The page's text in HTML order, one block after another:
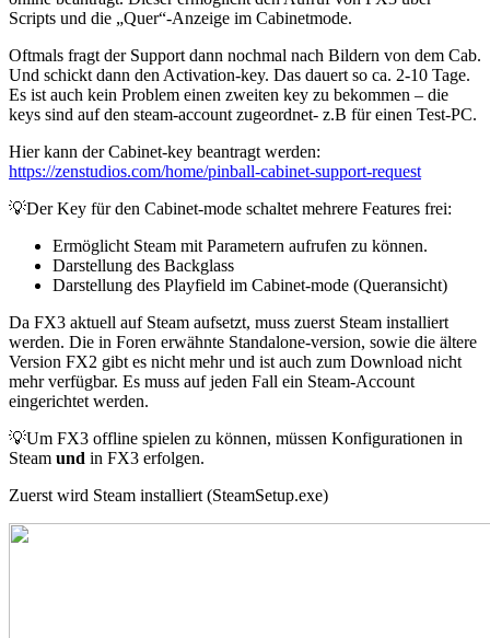
Scripts und die „Quer“-Anzeige im Cabinetmode.
Oftmals fragt der Support dann nochmal nach Bildern von dem Cab.
Und schickt dann den Activation-key. Das dauert so ca. 2-10 Tage.
Es ist auch kein Problem einen zweiten key zu bekommen – die
keys sind auf den steam-account zugeordnet- z.B für einen Test-PC.
Hier kann der Cabinet-key beantragt werden:
https://zenstudios.com/home/pinball-cabinet-support-request
💡Der Key für den Cabinet-mode schaltet mehrere Features frei:
Ermöglicht Steam mit Parametern aufrufen zu können.
Darstellung des Backglass
Darstellung des Playfield im Cabinet-mode (Queransicht)
Da FX3 aktuell auf Steam aufsetzt, muss zuerst Steam installiert
werden. Die in Foren erwähnte Standalone-version, sowie die ältere
Version FX2 gibt es nicht mehr und ist auch zum Download nicht
mehr verfügbar. Es muss auf jeden Fall ein Steam-Account
eingerichtet werden.
💡Um FX3 offline spielen zu können, müssen Konfigurationen in
Steam und in FX3 erfolgen.
Zuerst wird Steam installiert (SteamSetup.exe)